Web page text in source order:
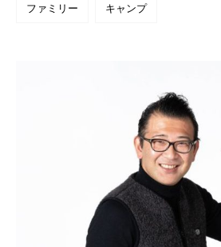
ファミリー キャンプ